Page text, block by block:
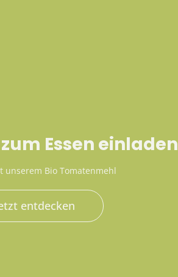
Essen einladen
unserem Bio Tomatenmehl
entdecken